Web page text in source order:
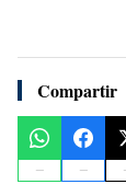
Compartir